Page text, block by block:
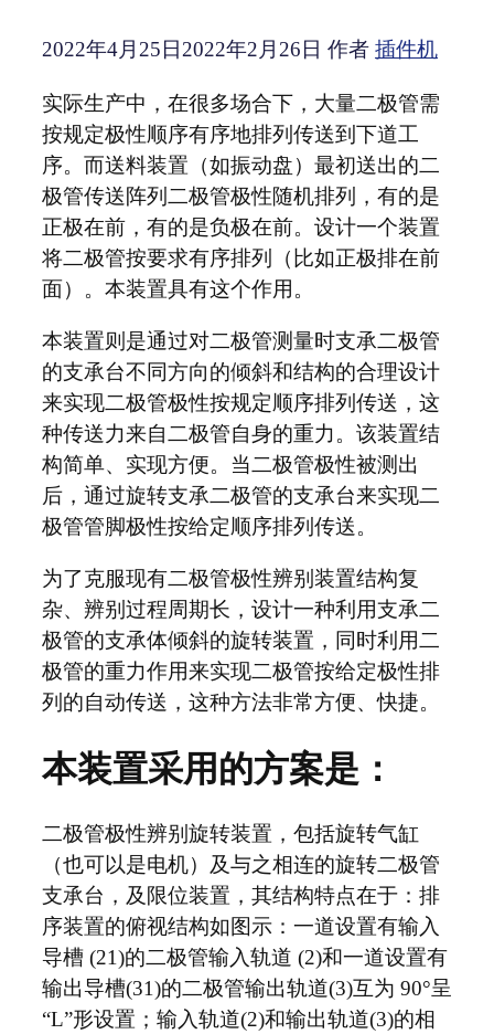
2022年4月25日2022年2月26日 作者 插件机
实际生产中，在很多场合下，大量二极管需
按规定极性顺序有序地排列传送到下道工
序。而送料装置（如振动盘）最初送出的二
极管传送阵列二极管极性随机排列，有的是
正极在前，有的是负极在前。设计一个装置
将二极管按要求有序排列（比如正极排在前
面）。本装置具有这个作用。
本装置则是通过对二极管测量时支承二极管
的支承台不同方向的倾斜和结构的合理设计
来实现二极管极性按规定顺序排列传送，这
种传送力来自二极管自身的重力。该装置结
构简单、实现方便。当二极管极性被测出
后，通过旋转支承二极管的支承台来实现二
极管管脚极性按给定顺序排列传送。
为了克服现有二极管极性辨别装置结构复
杂、辨别过程周期长，设计一种利用支承二
极管的支承体倾斜的旋转装置，同时利用二
极管的重力作用来实现二极管按给定极性排
列的自动传送，这种方法非常方便、快捷。
本装置采用的方案是：
二极管极性辨别旋转装置，包括旋转气缸
（也可以是电机）及与之相连的旋转二极管
支承台，及限位装置，其结构特点在于：排
序装置的俯视结构如图示：一道设置有输入
导槽 (21)的二极管输入轨道 (2)和一道设置有
输出导槽(31)的二极管输出轨道(3)互为 90°呈
“L”形设置；输入轨道(2)和输出轨道(3)的相